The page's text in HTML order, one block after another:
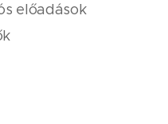
előadások